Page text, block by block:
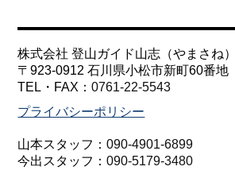
株式会社 登山ガイド山志（やまさね）
〒923-0912 石川県小松市新町60番地
TEL・FAX：0761-22-5543
プライバシーポリシー
山本スタッフ：090-4901-6899
今出スタッフ：090-5179-3480